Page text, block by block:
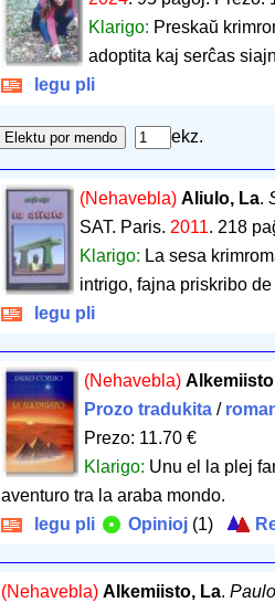
Klarigo: Preskaŭ
adoptita kaj serĉas
legu pli
ekz.
(Nehavebla) Aliulo, La.
SAT. Paris. 2011. 218
Klarigo: La sesa
intrigo, fajna priskribo
legu pli
(Nehavebla)
Prozo tradukita /
Prezo: 11.70 €
Klarigo: Unu el la plej
aventuro tra la araba mondo.
legu pli
Opinioj (1)
(Nehavebla) Alkemiisto, La.